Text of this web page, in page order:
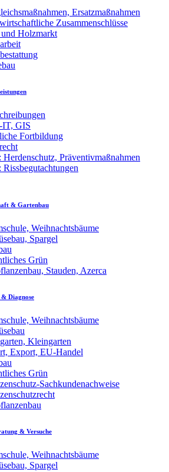
Ersatzmaßnahmen
Zusammenschlüsse
Holzmarkt
IT, GIS
Fortbildung
Herdenschutz, Präventivmaßnahmen
& Gartenbau
Weihnachtsbäume
Spargel
Grün
Stauden, Azerca
Diagnose
Weihnachtsbäume
Kleingarten
Export, EU-Handel
Grün
Sachkundenachweise
& Versuche
Weihnachtsbäume
Spargel